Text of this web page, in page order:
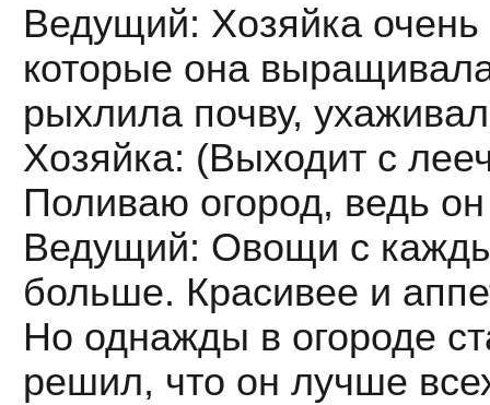
Ведущий: Хозяйка
которые она
рыхлила почву,
Хозяйка: (Выходит с
Поливаю огород, ведь
Ведущий: Овощи с
больше. Красивее и
Но однажды в огороде
решил, что он лучше